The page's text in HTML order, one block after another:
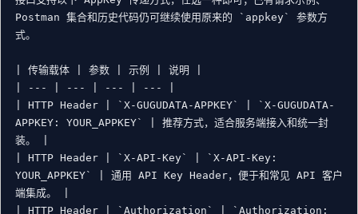
Postman 集合和历史代码仍可继续使用原来的 `appkey` 参数方
式。
| 传输载体 | 参数 | 示例 | 说明 |
| --- | --- | --- | --- |
| HTTP Header | `X-GUGUDATA-APPKEY` | `X-GUGUDATA-
APPKEY: YOUR_APPKEY` | 推荐方式，适合服务端接入和统一封
装。 |
| HTTP Header | `X-API-Key` | `X-API-Key:
YOUR_APPKEY` | 通用 API Key Header，便于和常见 API 客户
端集成。 |
| HTTP Header | `Authorization` | `Authorization: